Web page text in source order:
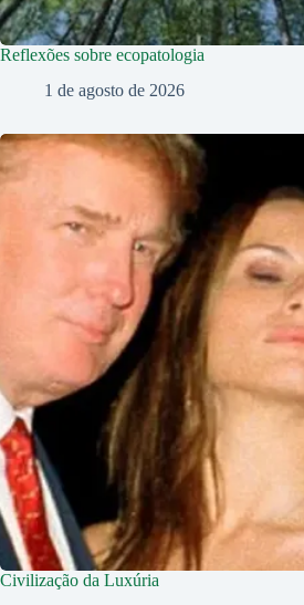
Reflexões sobre ecopatologia
1 de agosto de 2026
Civilização da Luxúria